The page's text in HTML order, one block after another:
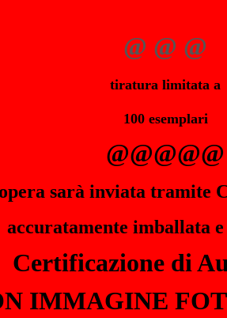
@ @ @
tiratura limitata a
100 esemplari
@@@@@
sarà inviata tramite
accuratamente imballata
Certificazione di
IMMAGINE